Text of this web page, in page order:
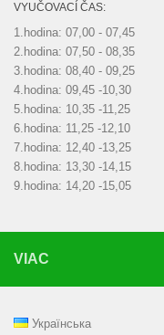
VYUČOVACÍ ČAS:
1.hodina: 07,00 - 07,45
2.hodina: 07,50 - 08,35
3.hodina: 08,40 - 09,25
4.hodina: 09,45 -10,30
5.hodina: 10,35 -11,25
6.hodina: 11,25 -12,10
7.hodina: 12,40 -13,25
8.hodina: 13,30 -14,15
9.hodina: 14,20 -15,05
VIAC
Українська